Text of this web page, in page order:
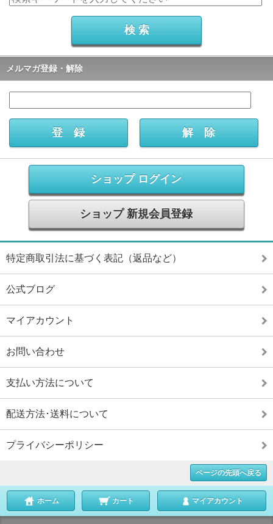
メルマガ登録・解除
ショップ ログイン
ショップ 新規会員登録
特定商取引法に基づく表記（返品など）
公式ブログ
マイアカウント
お問い合わせ
支払い方法について
配送方法･送料について
プライバシーポリシー
ページの先頭へ戻る
ホーム カート マイアカウント